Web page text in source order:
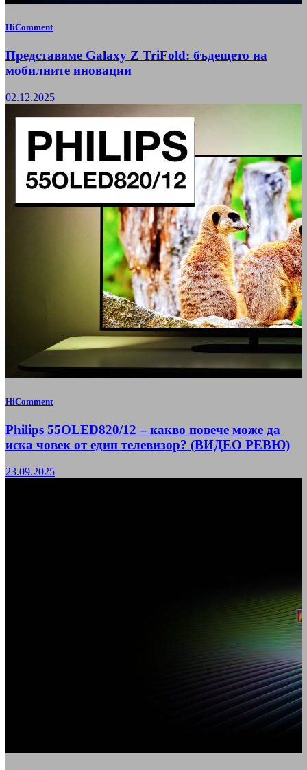
HiComment
Представяме Galaxy Z TriFold: бъдещето на
мобилните иновации
02.12.2025
HiComment
Philips 55OLED820/12 – какво повече може да
иска човек от един телевизор? (ВИДЕО РЕВЮ)
23.09.2025